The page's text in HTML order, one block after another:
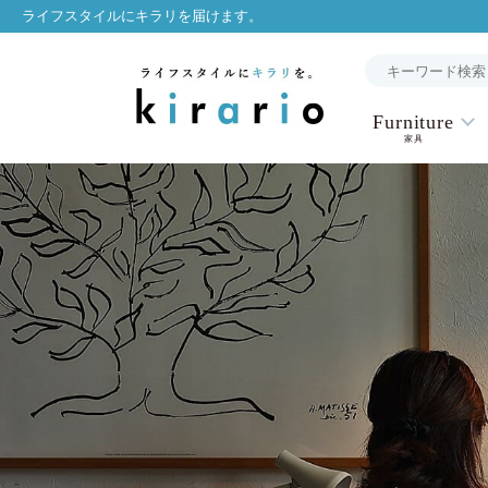
ライフスタイルにキラリを届けます。
Furniture
家具